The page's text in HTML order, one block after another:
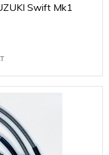
Swift Mk1